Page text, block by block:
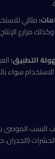
مثالي
وكذلك مزارع
التطبيق:
سواء
النسب الموصى
(الجدران،